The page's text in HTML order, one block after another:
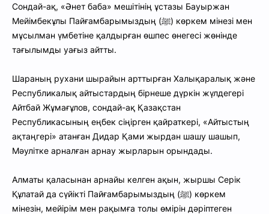
Сондай-ақ, «Әнет баба» мешітінің ұстазы Бауыржан
Мейімбекұлы Пайғамбарымыздың (ﷺ) көркем мінезі мен
мұсылман үмбетіне қалдырған өшпес өнегесі жөнінде
тағылымды уағыз айтты.
Шараның рухани шырайын арттырған Халықаралық және
Республикалық айтыстардың бірнеше дүркін жүлдегері
Айтбай Жұмағұлов, сондай-ақ Қазақстан
Республикасының еңбек сіңірген қайраткері, «Айтыстың
ақтаңгері» атанған Дидар Қами жырдан шашу шашып,
Мәулітке арналған арнау жырларын орындады.
Алматы қаласынан арнайы келген ақын, жыршы Серік
Құлатай да сүйікті Пайғамбарымыздың (ﷺ) көркем
мінезін, мейірім мен рақымға толы өмірін дәріптеген